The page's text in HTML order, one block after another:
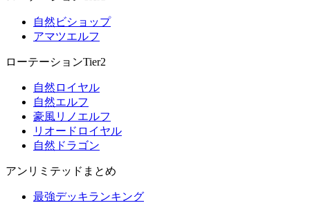
自然ビショップ
アマツエルフ
ローテーションTier2
自然ロイヤル
自然エルフ
豪風リノエルフ
リオードロイヤル
自然ドラゴン
アンリミテッドまとめ
最強デッキランキング